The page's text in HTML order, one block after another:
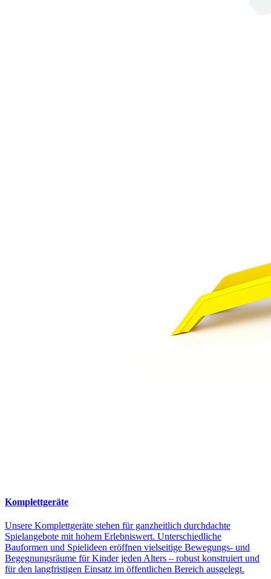
Komplettgeräte
Unsere Komplettgeräte stehen für ganzheitlich durchdachte
Spielangebote mit hohem Erlebniswert. Unterschiedliche
Bauformen und Spielideen eröffnen vielseitige Bewegungs- und
Begegnungsräume für Kinder jeden Alters – robust konstruiert und
für den langfristigen Einsatz im öffentlichen Bereich ausgelegt.